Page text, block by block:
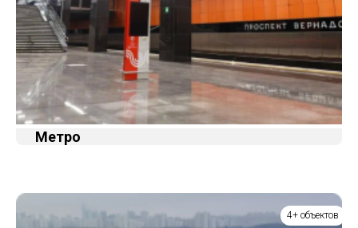
Метро
4+ объектов